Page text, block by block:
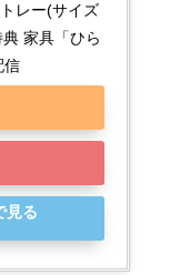
レー(サイズ
家具「ひら
信
見る